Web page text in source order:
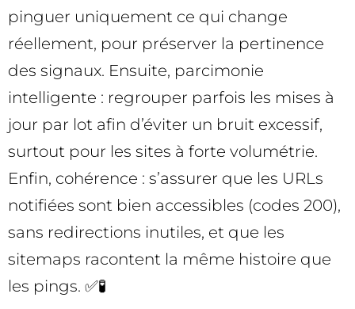
pinguer uniquement ce qui change
réellement, pour préserver la pertinence
des signaux. Ensuite, parcimonie
intelligente : regrouper parfois les mises à
jour par lot afin d’éviter un bruit excessif,
surtout pour les sites à forte volumétrie.
Enfin, cohérence : s’assurer que les URLs
notifiées sont bien accessibles (codes 200),
sans redirections inutiles, et que les
sitemaps racontent la même histoire que
les pings. ✅🧪